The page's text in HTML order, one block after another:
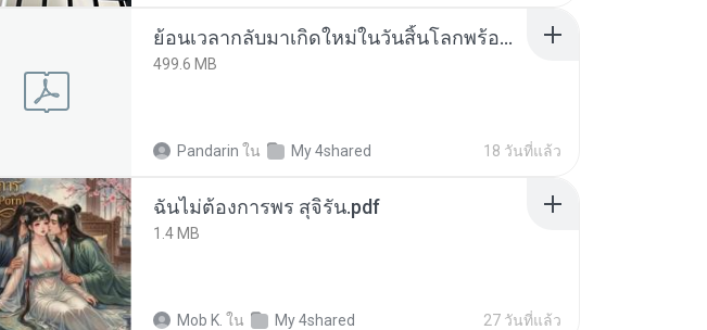
ย้อนเวลากลับมาเกิดใหม่ในวันสิ้นโลกพร้อมมิติส่วนตัว 1-443 [จบ] - 揍趴长颈鹿.pdf
499.6 MB
Pandarin ใน My 4shared 18 วันที่แล้ว
ฉันไม่ต้องการพร สุจิรัน.pdf
1.4 MB
Mob K. ใน My 4shared 27 วันที่แล้ว